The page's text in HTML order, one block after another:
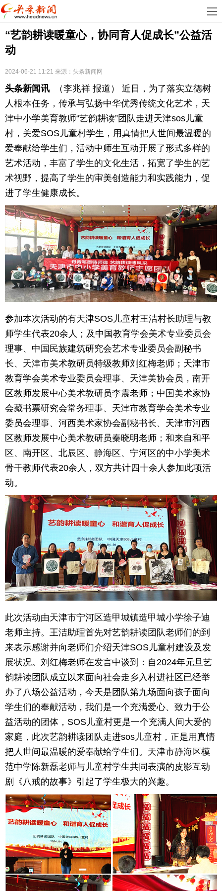
首
页
娱
产
车
育
健
活
时
尚
体
游
游
讯
财
富
文
化
“艺韵耕读暖童心，协同育人促成长”公益活
动
2024-06-21 11:21 来源： 头条新闻网
头条新闻讯 （李兆祥 报道） 近日，为了落实立德树
人根本任务，传承与弘扬中华优秀传统文化艺术，天
津中小学美育教师“艺韵耕读”团队走进天津sos儿童
村，关爱SOS儿童村学生，用真情把人世间最温暖的
爱奉献给学生们，活动中师生互动开展了形式多样的
艺术活动，丰富了学生的文化生活，拓宽了学生的艺
术视野，提高了学生的审美创造能力和实践能力，促
进了学生健康成长。
参加本次活动的有天津SOS儿童村王洁村长助理与教
师学生代表20余人；及中国教育学会美术专业委员会
理事、中国民族建筑研究会艺术专业委员会副秘书
长、天津市美术教研员特级教师刘红梅老师；天津市
教育学会美术专业委员会理事、天津美协会员，南开
区教师发展中心美术教研员李震老师；中国美术家协
会藏书票研究会常务理事、天津市教育学会美术专业
委员会理事、河西美术家协会副秘书长、天津市河西
区教师发展中心美术教研员秦晓明老师；和来自和平
区、南开区、北辰区、静海区、宁河区的中小学美术
骨干教师代表20余人，双方共计四十余人参加此项活
动。
此次活动由天津市宁河区造甲城镇造甲城小学徐子迪
老师主持。王洁助理首先对艺韵耕读团队老师们的到
来表示感谢并向老师们介绍天津SOS儿童村建设及发
展状况。刘红梅老师在发言中谈到：自2024年元旦艺
韵耕读团队成立以来面向社会走乡入村进社区已经举
办了八场公益活动，今天是团队第九场面向孩子面向
学生们的奉献活动，我们是一个充满爱心、致力于公
益活动的团体，SOS儿童村更是一个充满人间大爱的
家庭，此次艺韵耕读团队走进sos儿童村，正是用真情
把人世间最温暖的爱奉献给学生们。天津市静海区模
范中学陈新磊老师与儿童村学生共同表演的皮影互动
剧《八戒的故事》引起了学生极大的兴趣。